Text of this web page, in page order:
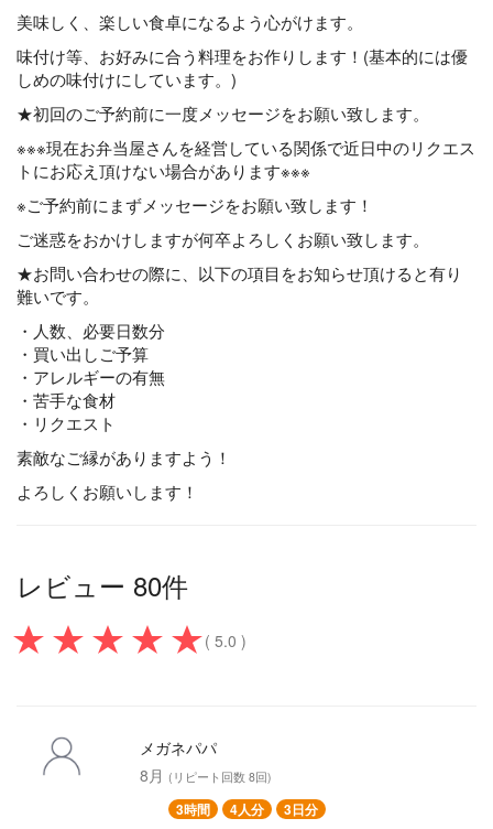
美味しく、楽しい食卓になるよう心がけます。
味付け等、お好みに合う料理をお作りします！(基本的には優
しめの味付けにしています。)
★初回のご予約前に一度メッセージをお願い致します。
※※※現在お弁当屋さんを経営している関係で近日中のリクエス
トにお応え頂けない場合があります※※※
※ご予約前にまずメッセージをお願い致します！
ご迷惑をおかけしますが何卒よろしくお願い致します。
★お問い合わせの際に、以下の項目をお知らせ頂けると有り
難いです。
・人数、必要日数分
・買い出しご予算
・アレルギーの有無
・苦手な食材
・リクエスト
素敵なご縁がありますよう！
よろしくお願いします！
レビュー 80件
( 5.0 )
メガネパパ
8月 (リピート回数 8回)
3時間 4人分 3日分